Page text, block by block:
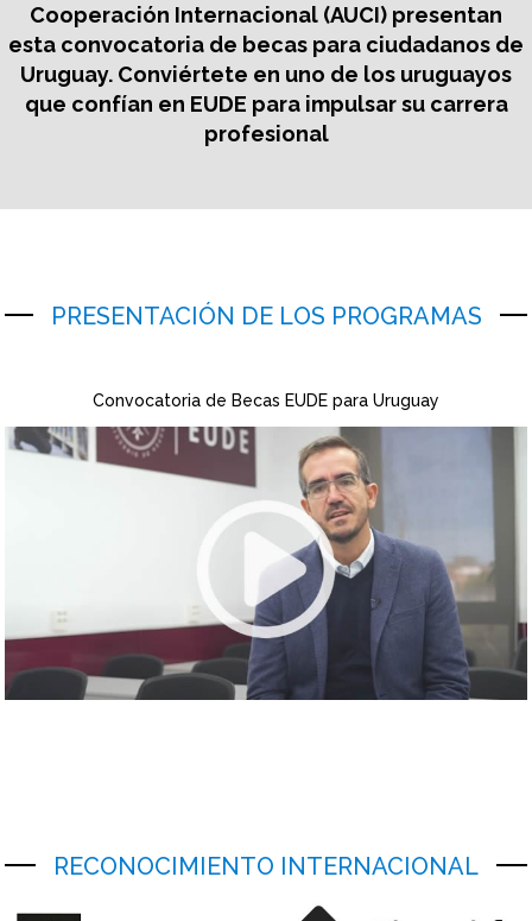
Cooperación Internacional (AUCI) presentan
esta convocatoria de becas para ciudadanos de
Uruguay. Conviértete en uno de los uruguayos
que confían en EUDE para impulsar su carrera
profesional
PRESENTACIÓN DE LOS PROGRAMAS
Convocatoria de Becas EUDE para Uruguay
RECONOCIMIENTO INTERNACIONAL